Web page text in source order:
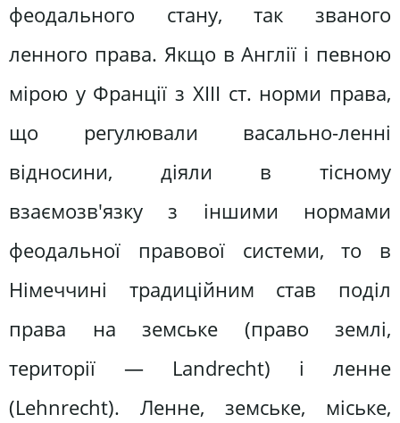
феодального стану, так званого
ленного права. Якщо в Англії і певною
мірою у Франції з XIII ст. норми права,
що регулювали васально-ленні
відносини, діяли в тісному
взаємозв'язку з іншими нормами
феодальної правової системи, то в
Німеччині традиційним став поділ
права на земське (право землі,
території — Landrecht) і ленне
(Lehnrecht). Ленне, земське, міське,